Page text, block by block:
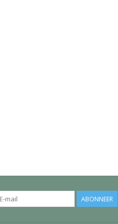
ABONNEER